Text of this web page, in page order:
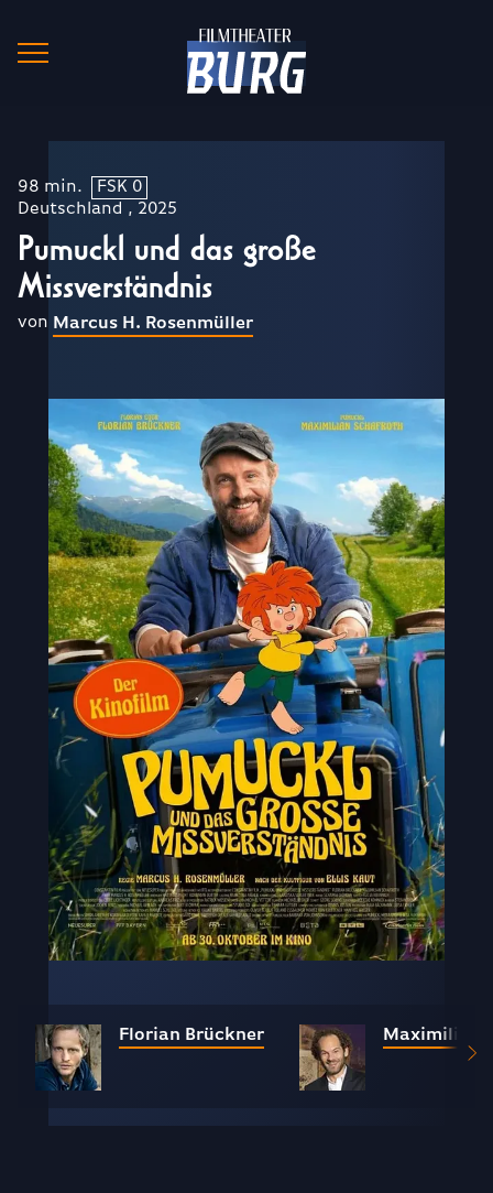
98 min.
FSK 0
Deutschland , 2025
Pumuckl und das große
Missverständnis
von Marcus H. Rosenmüller
Florian Brückner Maximilian